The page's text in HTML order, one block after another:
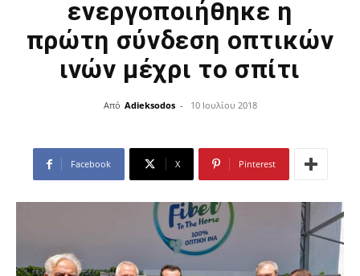
ενεργοποιήθηκε η
πρώτη σύνδεση οπτικών
ινών μέχρι το σπίτι
Από Adieksodos - 10 Ιουλίου 2018
Facebook X Pinterest